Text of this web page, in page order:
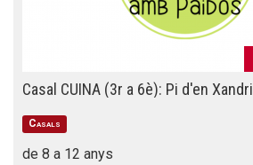
Casal CUINA (3r a 6è): Pi d'en Xandri
Casals
de 8 a 12 anys